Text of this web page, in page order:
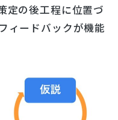
定の後工程に位置づ
ィードバックが機能